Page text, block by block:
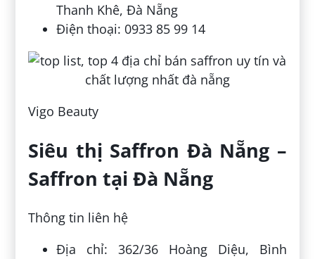
Thanh Khê, Đà Nẵng
Điện thoại: 0933 85 99 14
Vigo Beauty
Siêu thị Saffron Đà Nẵng –
Saffron tại Đà Nẵng
Thông tin liên hệ
Địa chỉ: 362/36 Hoàng Diệu, Bình